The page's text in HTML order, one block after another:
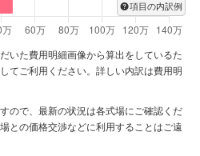
いました。
けるアニバーサリーレストラン
す。ぜひおふたりで、そしてご
。
項目の内訳例
いた費用明細画像から算出をしているた
てご利用ください。詳しい内訳は費用明
ので、最新の状況は各式場にご確認くだ
との価格交渉などに利用することはご遠